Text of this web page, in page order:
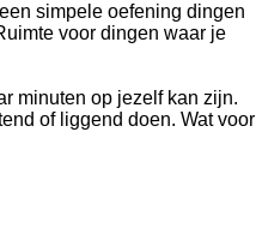
simpele oefening dingen
voor dingen waar je
minuten op jezelf kan zijn.
of liggend doen. Wat voor